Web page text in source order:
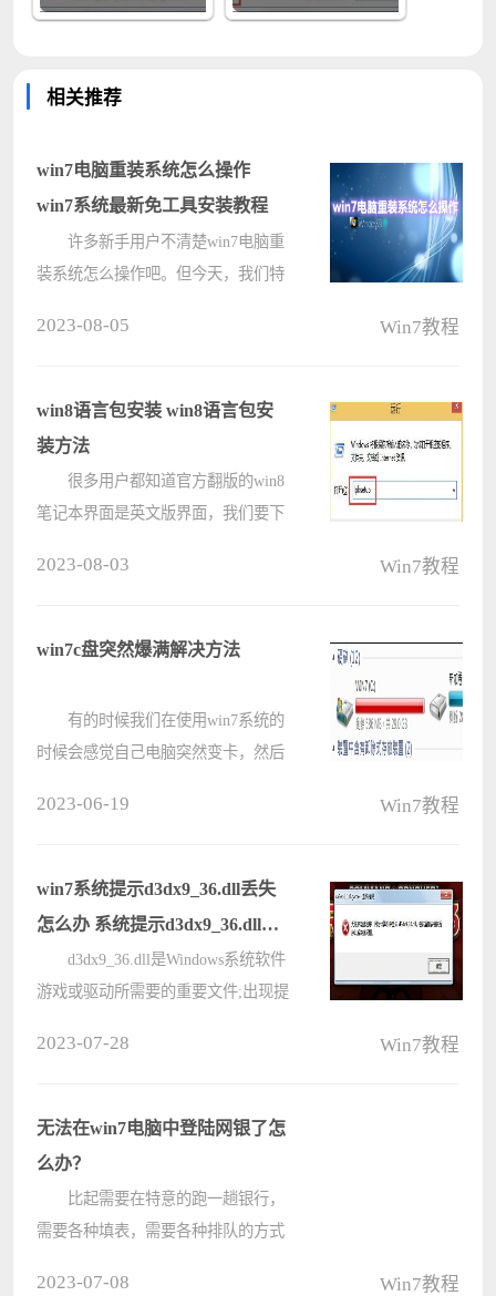
相关推荐
win7电脑重装系统怎么操作
win7系统最新免工具安装教程
许多新手用户不清楚win7电脑重
装系统怎么操作吧。但今天，我们特
具，用户将在半小时内安装绿色免费
的微????
2023-08-05 Win7教程
win8语言包安装 win8语言包安
装方法
很多用户都知道官方翻版的win8
笔记本界面是英文版界面，我们要下
就由小编教大家win8语言包安装方法
2023-08-03 Win7教程
win7c盘突然爆满解决方法
有的时候我们在使用win7系统的
时候会感觉自己电脑突然变卡，然后
看看具体方法吧。 win7c盘
突????
2023-06-19 Win7教程
win7系统提示d3dx9_36.dll丢失
怎么办 系统提示d3dx9_36.dll丢
失如何解决
d3dx9_36.dll是Windows系统软件
游戏或驱动所需要的重要文件;出现提
d3dx9_36.dll丢失怎么办呢?现在小
编????
2023-07-28 Win7教程
无法在win7电脑中登陆网银了怎
么办？
比起需要在特意的跑一趟银行，
需要各种填表，需要各种排队的方式
2023-07-08 Win7教程